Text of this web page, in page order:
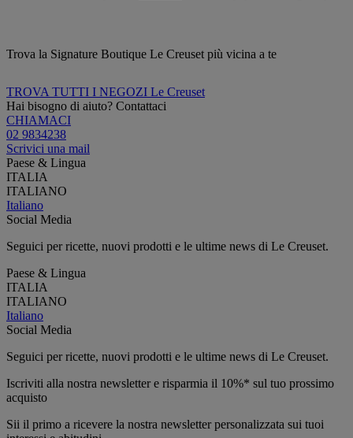
Trova la Signature Boutique Le Creuset più vicina a te
TROVA TUTTI I NEGOZI Le Creuset
Hai bisogno di aiuto? Contattaci
CHIAMACI
02 9834238
Scrivici una mail
Paese & Lingua
ITALIA
ITALIANO
Italiano
Social Media
Seguici per ricette, nuovi prodotti e le ultime news di Le Creuset.
Paese & Lingua
ITALIA
ITALIANO
Italiano
Social Media
Seguici per ricette, nuovi prodotti e le ultime news di Le Creuset.
Iscriviti alla nostra newsletter e risparmia il 10%* sul tuo prossimo
acquisto
Sii il primo a ricevere la nostra newsletter personalizzata sui tuoi